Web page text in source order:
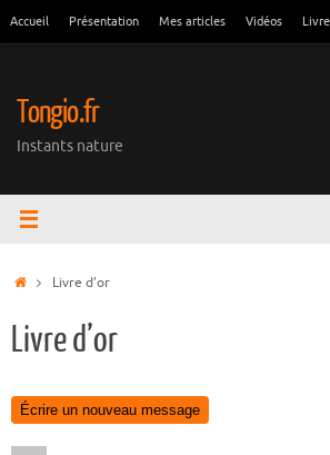
Accueil Présentation Mes articles Vidéos
Tongio.fr
Instants nature
AccueilLivre d’or
Livre d’or